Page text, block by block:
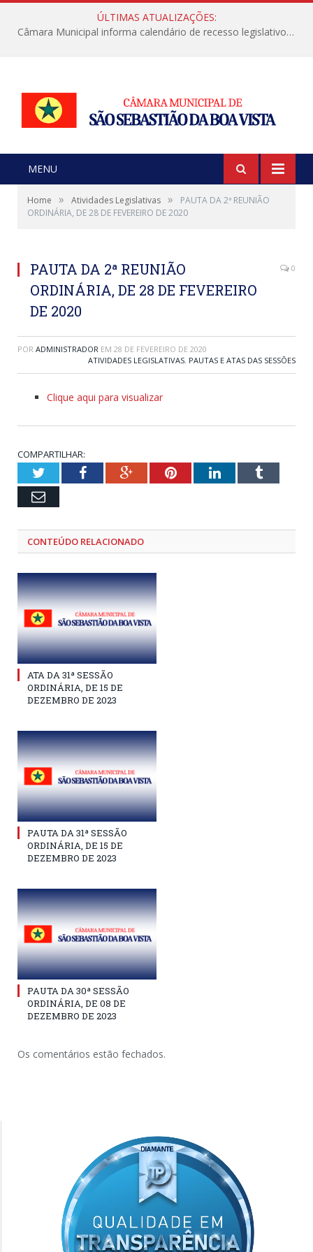
ÚLTIMAS ATUALIZAÇÕES:
Câmara Municipal informa calendário de recesso legislativo de julho
MENU
Home » Atividades Legislativas »
PAUTA DA 2ª REUNIÃO
ORDINÁRIA, DE 28 DE FEVEREIRO DE 2020
PAUTA DA 2ª REUNIÃO
ORDINÁRIA, DE 28 DE FEVEREIRO
DE 2020
0
POR ADMINISTRADOR EM 28 DE FEVEREIRO DE 2020
ATIVIDADES LEGISLATIVAS, PAUTAS E ATAS DAS SESSÕES
Clique aqui para visualizar
COMPARTILHAR:
TwitterFacebookGoogle+PinterestLinkedInTumblr
Email
CONTEÚDO RELACIONADO
ATA DA 31ª SESSÃO
ORDINÁRIA, DE 15 DE
DEZEMBRO DE 2023
PAUTA DA 31ª SESSÃO
ORDINÁRIA, DE 15 DE
DEZEMBRO DE 2023
PAUTA DA 30ª SESSÃO
ORDINÁRIA, DE 08 DE
DEZEMBRO DE 2023
Os comentários estão fechados.